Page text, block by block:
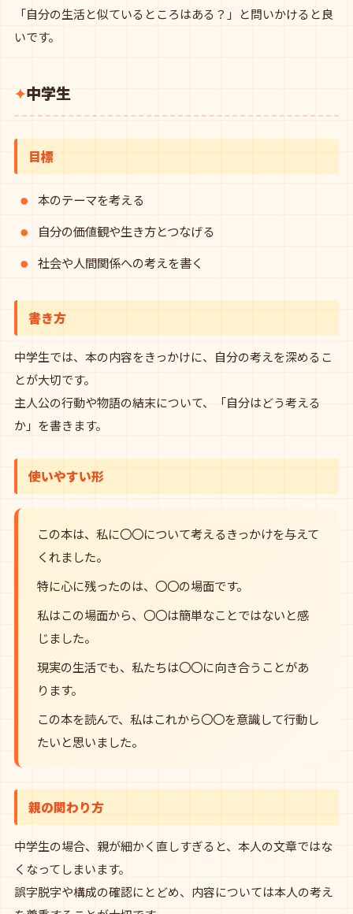
「自分の生活と似ているところはある？」と問いかけると良
いです。
中学生
目標
本のテーマを考える
自分の価値観や生き方とつなげる
社会や人間関係への考えを書く
書き方
中学生では、本の内容をきっかけに、自分の考えを深めるこ
とが大切です。
主人公の行動や物語の結末について、「自分はどう考える
か」を書きます。
使いやすい形
この本は、私に〇〇について考えるきっかけを与えて
くれました。
特に心に残ったのは、〇〇の場面です。
私はこの場面から、〇〇は簡単なことではないと感
じました。
現実の生活でも、私たちは〇〇に向き合うことがあ
ります。
この本を読んで、私はこれから〇〇を意識して行動し
たいと思いました。
親の関わり方
中学生の場合、親が細かく直しすぎると、本人の文章ではな
くなってしまいます。
誤字脱字や構成の確認にとどめ、内容については本人の考え